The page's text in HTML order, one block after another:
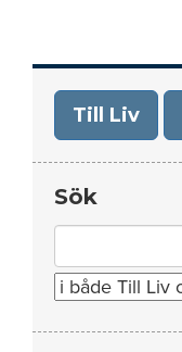
Till Liv
Sök
for: